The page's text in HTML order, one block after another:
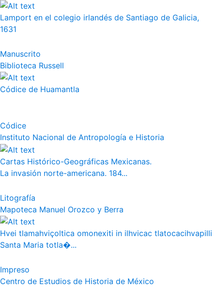
Lamport en el colegio irlandés de Santiago de Galicia,
1631
Manuscrito
Biblioteca Russell
Códice de Huamantla
Códice
Instituto Nacional de Antropología e Historia
Cartas Histórico-Geográficas Mexicanas.
La invasión norte-americana. 184...
Litografía
Mapoteca Manuel Orozco y Berra
Hvei tlamahviçoltica omonexiti in ilhvicac tlatocacihvapilli
Santa Maria totla�...
Impreso
Centro de Estudios de Historia de México